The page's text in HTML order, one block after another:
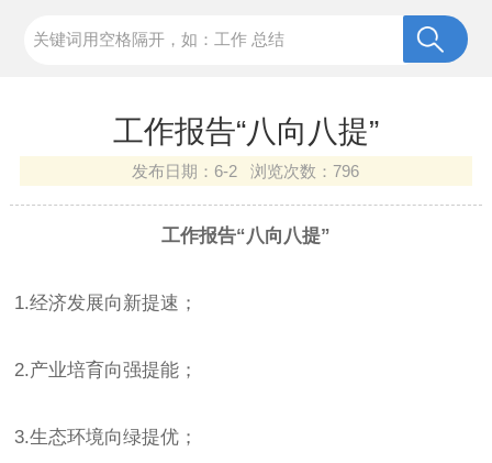
工作报告“八向八提”
发布日期： 6-2 浏览次数：796
工作报告“八向八提”
1.经济发展向新提速；
2.产业培育向强提能；
3.生态环境向绿提优；